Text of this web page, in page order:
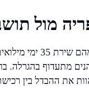
מול
מתעדוף בהגרלה.
את ההבדל בין